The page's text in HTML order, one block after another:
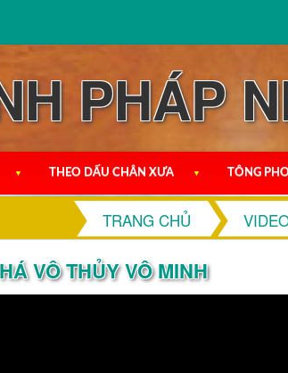
PHÁP
▼ THEO DẤU CHÂN XƯA ▼ TÔNG
TRANG CHỦ
VÔ THỦY VÔ MINH